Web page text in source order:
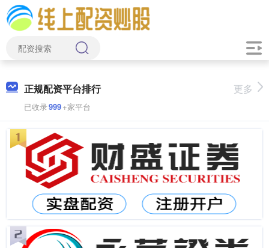
正规配资平台排行
已收录999+家平台
更多